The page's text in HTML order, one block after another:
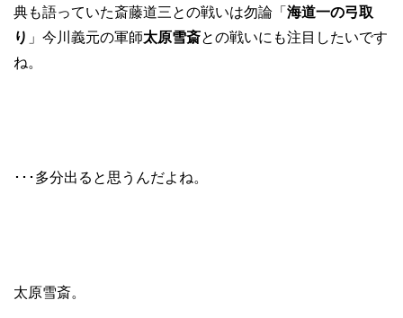
典も語っていた斎藤道三との戦いは勿論「 海道一の弓取
り 」今川義元の軍師太原雪斎との戦いにも注目したいです
ね。
･･･多分出ると思うんだよね。
太原雪斎。